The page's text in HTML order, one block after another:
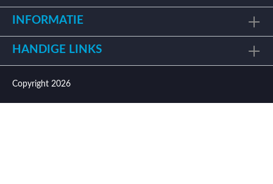
INFORMATIE
HANDIGE LINKS
Copyright 2026